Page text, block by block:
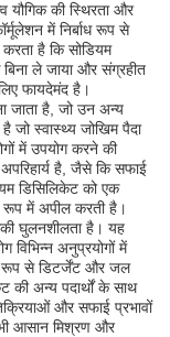
यौगिक की स्थिरता और
में निर्बाध रूप से
है कि सोडियम
बिना ले जाया और संग्रहीत
फायदेमंद है।
जाता है, जो उन अन्य
जो स्वास्थ्य जोखिम पैदा
में उपयोग करने की
है, जैसे कि सफाई
डिसिलिकेट को एक
रूप में अपील करती है।
घुलनशीलता है। यह
विभिन्न अनुप्रयोगों में
रूप से डिटर्जेंट और जल
की अन्य पदार्थों के साथ
और सफाई प्रभावों
आसान मिश्रण और